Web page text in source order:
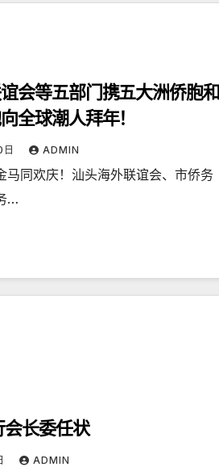
会等五部门携五大洲侨胞和
全球潮人拜年！
ADMIN
马同欢庆！汕头海外联谊会、市侨务
…
会长委任状
ADMIN